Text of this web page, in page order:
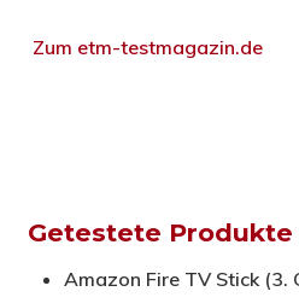
Zum etm-testmagazin.de
Getestete Produkte
Amazon Fire TV Stick (3.